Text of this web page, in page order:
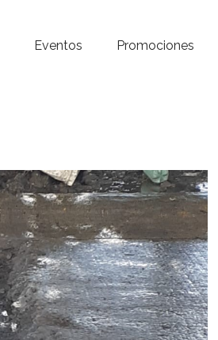
Eventos Promociones